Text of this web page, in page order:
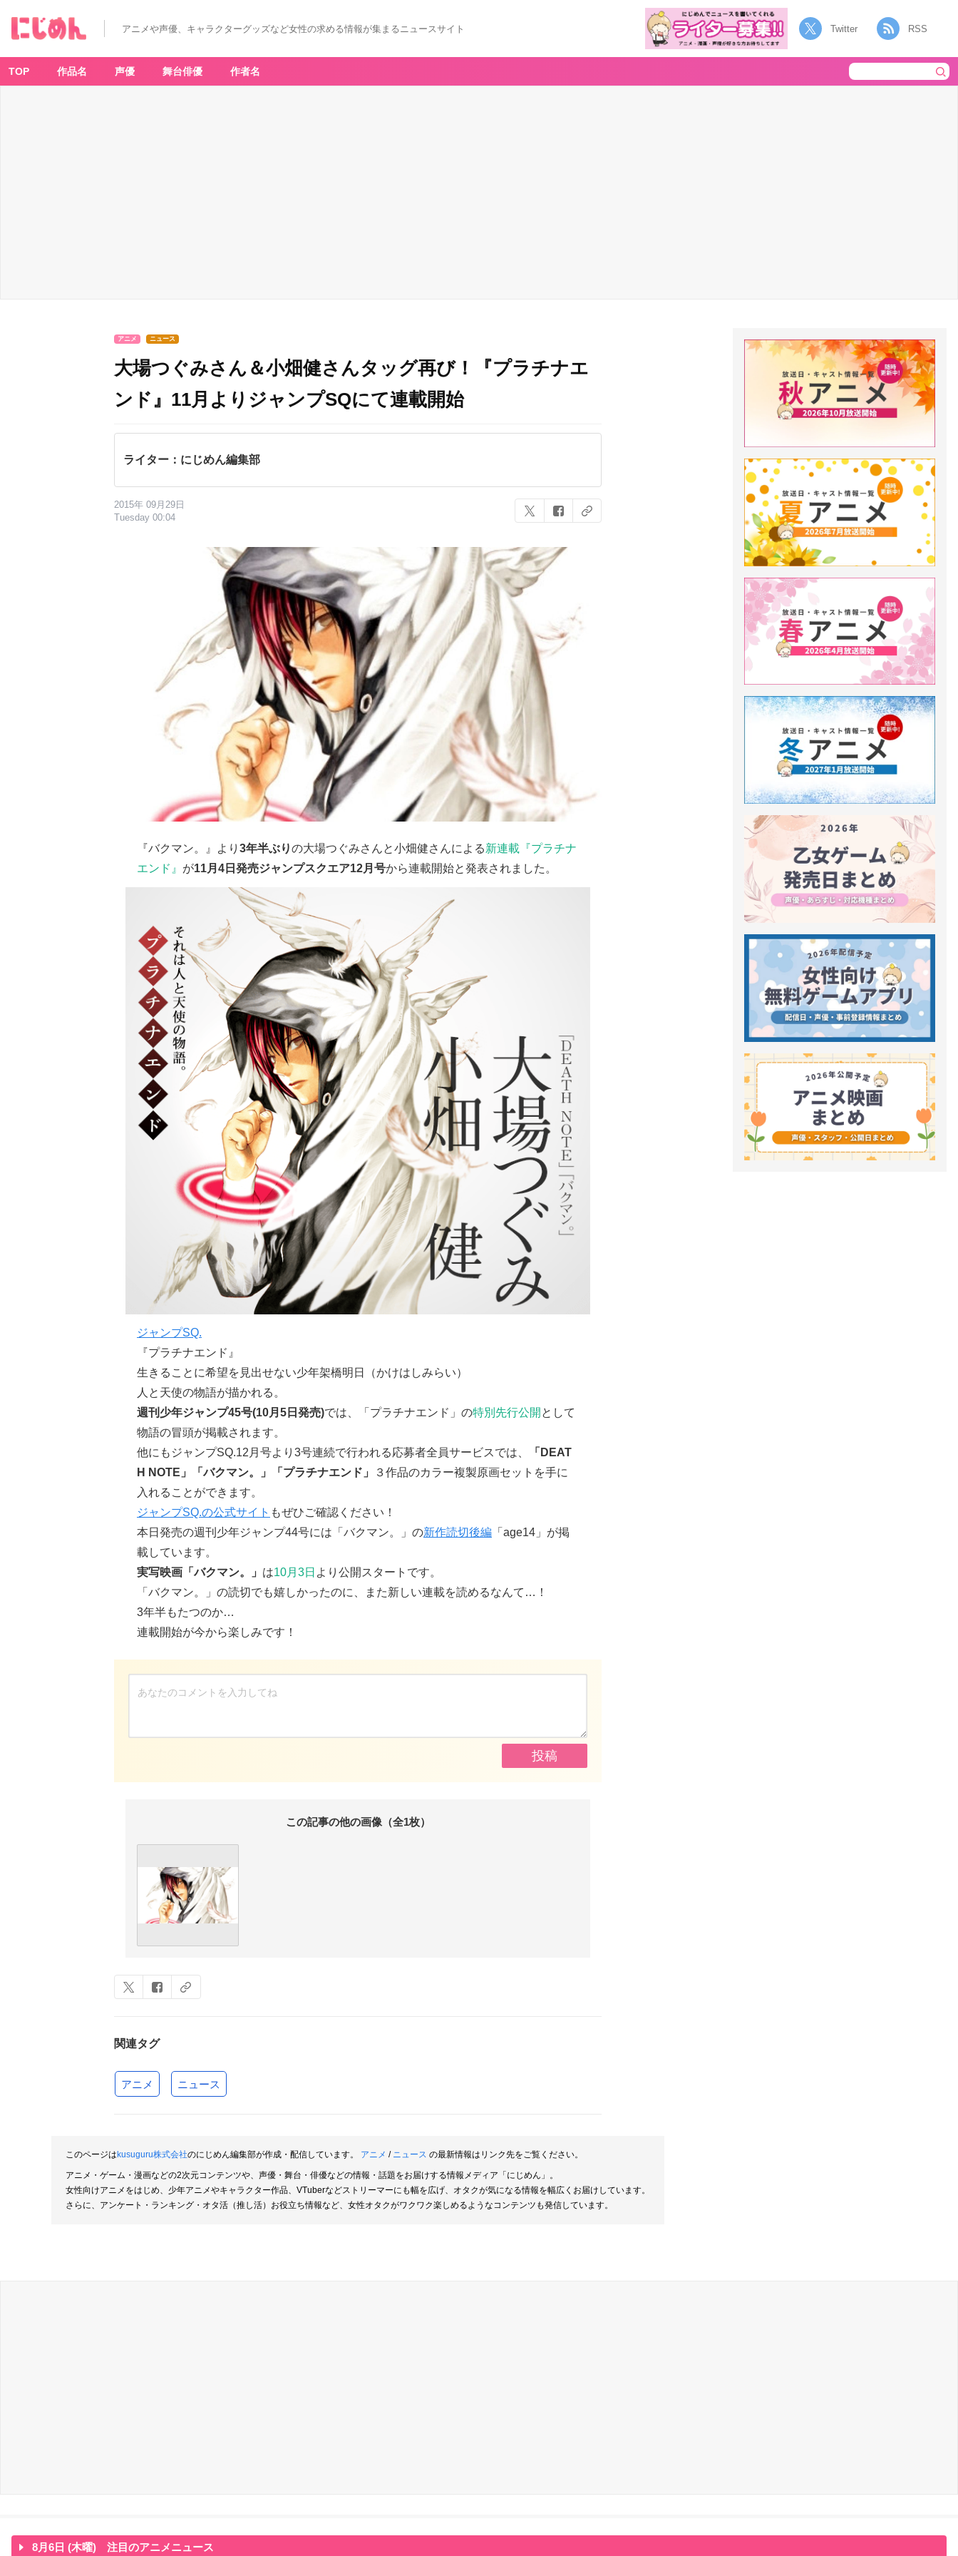
アニメや声優、キャラクターグッズなど女性の求める情報が集まるニュースサイト Twitter RSS
TOP 作品名 声優 舞台俳優 作者名
アニメ ニュース
大場つぐみさん＆小畑健さんタッグ再び！『プラチナエ
ンド』11月よりジャンプSQにて連載開始
ライター：にじめん編集部
2015年 09月29日
Tuesday 00:04
『バクマン。』より 3年半ぶりの大場つぐみさんと小畑健さんによる新連載『プラチナ
エンド』 が11月4日発売ジャンプスクエア12月号から連載開始と発表されました。
ジャンプSQ.
『プラチナエンド』
生きることに希望を見出せない少年架橋明日（かけはしみらい）
人と天使の物語が描かれる。
週刊少年ジャンプ45号(10月5日発売)では、「プラチナエンド」の特別先行公開 として
物語の冒頭が掲載されます。
他にもジャンプSQ.12月号より3号連続で行われる応募者全員サービスでは、
「DEAT
H NOTE」「バクマン。」「プラチナエンド」
３作品のカラー複製原画セットを手に
入れることができます。
ジャンプSQ.の公式サイト もぜひご確認ください！
本日発売の週刊少年ジャンプ44号には「バクマン。」の新作読切後編 「age14」が掲
載しています。
実写映画「バクマン。」 は10月3日 より公開スタートです。
「バクマン。」の読切でも嬉しかったのに、また新しい連載を読めるなんて…！
3年半もたつのか…
連載開始が今から楽しみです！
この記事の他の画像（全1枚）
関連タグ
アニメ ニュース
このページは kusuguru株式会社のにじめん編集部が作成・配信しています。 アニメ / ニュース の最新情報はリンク先をご覧ください。
アニメ・ゲーム・漫画などの2次元コンテンツや、声優・舞台・俳優などの情報・話題をお届けする情報メディア「にじめん」。
女性向けアニメをはじめ、少年アニメやキャラクター作品、VTuberなどストリーマーにも幅を広げ、オタクが気になる情報を幅広くお届けしています。
さらに、アンケート・ランキング・オタ活（推し活）お役立ち情報など、女性オタクがワクワク楽しめるようなコンテンツも発信しています。
8月6日 (木曜) 注目のアニメニュース